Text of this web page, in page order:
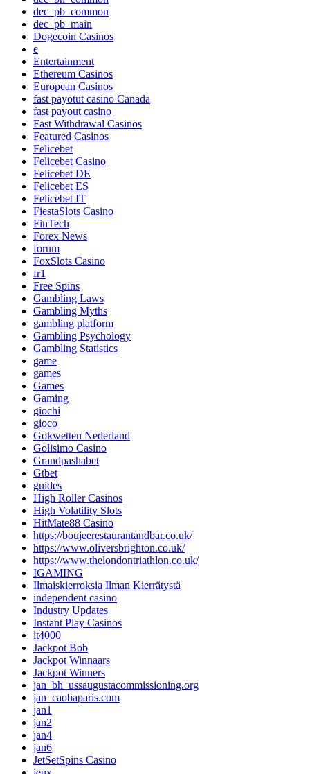
dec_pb_common
dec_pb_main
Dogecoin Casinos
e
Entertainment
Ethereum Casinos
European Casinos
fast payotut casino Canada
fast payout casino
Fast Withdrawal Casinos
Featured Casinos
Felicebet
Felicebet Casino
Felicebet DE
Felicebet ES
Felicebet IT
FiestaSlots Casino
FinTech
Forex News
forum
FoxSlots Casino
fr1
Free Spins
Gambling Laws
Gambling Myths
gambling platform
Gambling Psychology
Gambling Statistics
game
games
Games
Gaming
giochi
gioco
Gokwetten Nederland
Golisimo Casino
Grandpashabet
Gtbet
guides
High Roller Casinos
High Volatility Slots
HitMate88 Casino
https://boujeerestaurantandbar.co.uk/
https://www.oliversbrighton.co.uk/
https://www.thelondontriathlon.co.uk/
IGAMING
Ilmaiskierroksia Ilman Kierrätystä
independent casino
Industry Updates
Instant Play Casinos
it4000
Jackpot Bob
Jackpot Winnaars
Jackpot Winners
jan_bh_ussaugustacommissioning.org
jan_caobaparis.com
jan1
jan2
jan4
jan6
JetSetSpins Casino